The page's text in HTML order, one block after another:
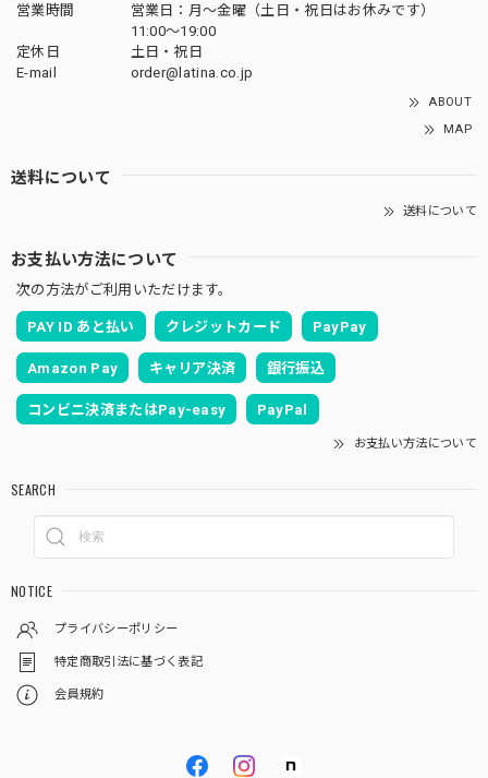
営業時間
営業日：月〜金曜（土日・祝日はお休みです）
11:00〜19:00
定休日
土日・祝日
E-mail
order@latina.co.jp
ABOUT
MAP
送料について
送料について
お支払い方法について
次の方法がご利用いただけます。
PAY ID あと払い クレジットカード PayPay
Amazon Pay キャリア決済 銀行振込
コンビニ決済またはPay-easy PayPal
お支払い方法について
SEARCH
NOTICE
プライバシーポリシー
特定商取引法に基づく表記
会員規約